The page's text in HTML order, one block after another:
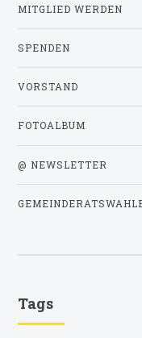
MITGLIED WERDEN
SPENDEN
VORSTAND
FOTOALBUM
@ NEWSLETTER
Tags